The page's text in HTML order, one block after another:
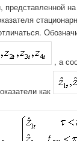
представленной
, а
как